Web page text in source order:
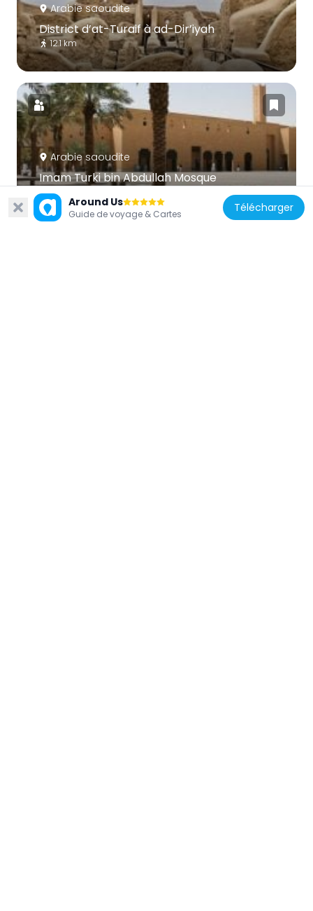
Arabie saoudite
District d’at-Turaif à ad-Dir’iyah
12.1 km
Arabie saoudite
Imam Turki bin Abdullah Mosque
7.1 km
Around Us
Guide de voyage & Cartes Télécharger